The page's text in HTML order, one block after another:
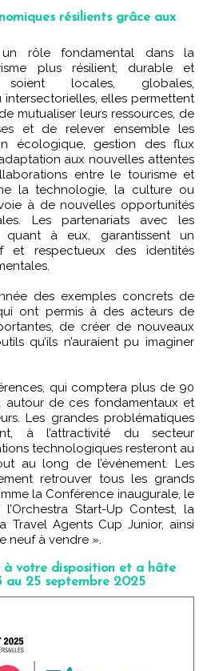
résilients grâce aux
plus résilient, durable et
soient locales, globales,
elles permettent
mutualiser leurs ressources, de
et de relever ensemble les
écologique, gestion des flux
aux nouvelles attentes
entre le tourisme et
la technologie, la culture ou
à de nouvelles opportunités
Les partenariats avec les
quant à eux, garantissent un
et respectueux des identités
des exemples concrets de
ont permis à des acteurs de
de créer de nouveaux
qu’ils n’auraient pu imaginer
qui comptera plus de 90
autour de ces fondamentaux et
Les grandes problématiques
à l’attractivité du secteur
technologiques resteront au
au long de l’événement. Les
retrouver tous les grands
la Conférence inaugurale, le
l’Orchestra Start-Up Contest, la
Travel Agents Cup Junior, ainsi
neuf à vendre ».
à votre disposition et a hâte
au 25 septembre 2025